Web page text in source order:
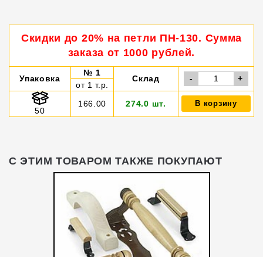
Скидки до 20% на петли ПН-130. Сумма
заказа от 1000 рублей.
Упаковка
№ 1
Склад - +
от 1 т.р.
50
166.00 274.0 шт. В корзину
С ЭТИМ ТОВАРОМ ТАКЖЕ ПОКУПАЮТ